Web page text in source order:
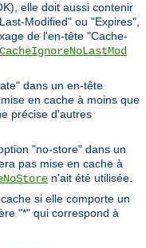
elle doit aussi contenir
Modified" ou "Expires",
de l'en-tête "Cache-
CacheIgnoreNoLastMod
dans un en-tête
en cache à moins que
précise d'autres
"no-store" dans un
pas mise en cache à
n'ait été utilisée.
si elle comporte un
"*" qui correspond à